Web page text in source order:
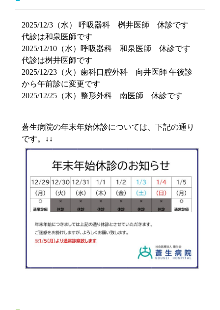
2025/12/3（水） 呼吸器科 桝井医師 休診です
代診は和泉医師です
2025/12/10（水）呼吸器科 和泉医師 休診です
代診は桝井医師です
2025/12/23（火）歯科口腔外科 向井医師 午後診
から午前診に変更です
2025/12/25（木）整形外科 南医師 休診です
蒼生病院の年末年始休診については、下記の通り
です。↓↓